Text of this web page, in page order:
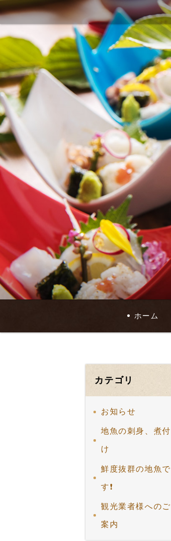
ホーム
カテゴリ
お知らせ
地魚の刺身、煮付
け
鮮度抜群の地魚で
す❗
観光業者様へのご
案内